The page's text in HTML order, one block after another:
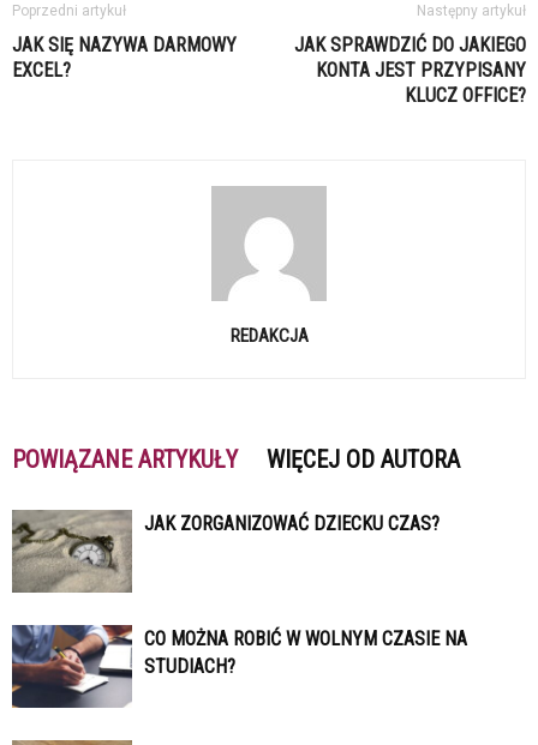
Poprzedni artykuł
JAK SIĘ NAZYWA DARMOWY
EXCEL?
Następny artykuł
JAK SPRAWDZIĆ DO JAKIEGO
KONTA JEST PRZYPISANY
KLUCZ OFFICE?
REDAKCJA
POWIĄZANE ARTYKUŁY WIĘCEJ OD AUTORA
JAK ZORGANIZOWAĆ DZIECKU CZAS?
CO MOŻNA ROBIĆ W WOLNYM CZASIE NA
STUDIACH?